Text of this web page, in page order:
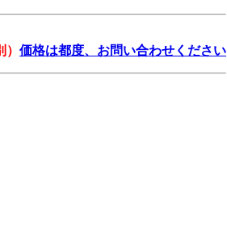
価格は都度、お問い合わせください